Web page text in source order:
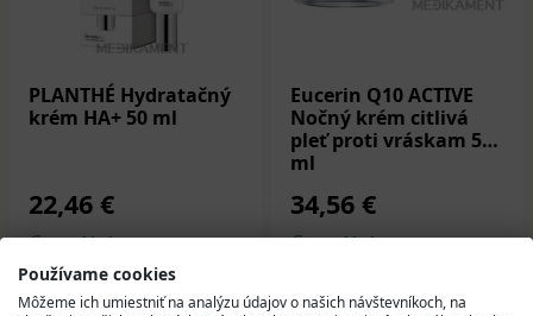
PLANTHÉ Hydratačný
krém HA+ 50 ml
22,46 €
Na sklade
Do košíka
Eucerin Q10 ACTIVE
Nočný krém citlivá
pleť proti vráskam 50
ml
34,56 €
Na sklade
Do košíka
Používame cookies
Môžeme ich umiestniť na analýzu údajov o našich návštevníkoch, na